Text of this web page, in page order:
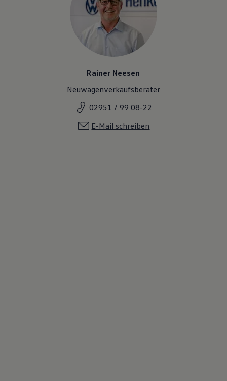
Rainer Neesen
Neuwagenverkaufsberater
02951 / 99 08-22
E-Mail schreiben